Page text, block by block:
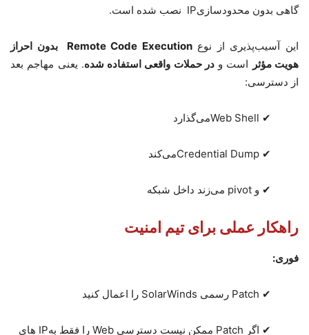
گاهی بدون محدودسازیIP نصب شده است.
این آسیب‌پذیری از نوعRemote Code Execution
بدون احراز
هویت مؤثر است ودر حملات واقعی استفاده شده. یعنی مهاجم بعد
از دسترسی:
Web Shell ✔ می‌گذارد
Credential Dump ✔ می‌کند
✔ و pivot می‌زند داخل شبکه
راهکار عملی برای تیم امنیت
فوری:
Patch ✔ رسمی SolarWinds را اعمال کنید
✔ اگر Patch ممکن نیست دسترسی Web را فقط بهIP های